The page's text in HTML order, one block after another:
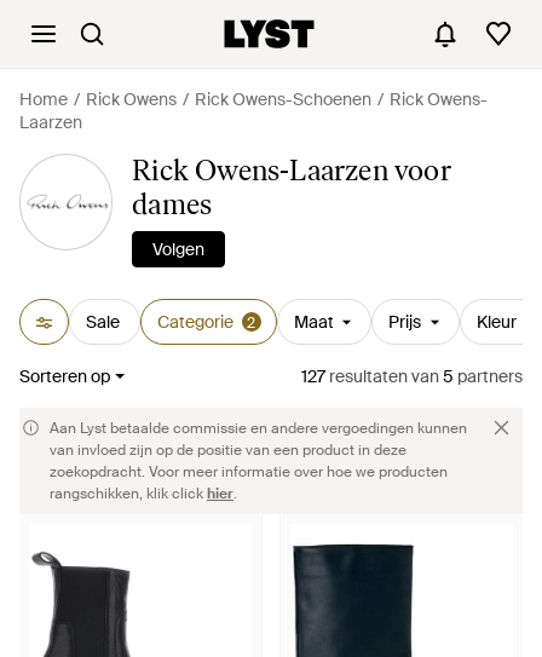
Home Rick Owens Rick Owens-Schoenen
Rick Owens-
Laarzen
Rick Owens-Laarzen voor
dames
Volgen
Sale Categorie 2 Maat Prijs Kleur
Sorteren op 127resultatenvan5 partners
Aan Lyst betaalde commissie en andere vergoedingen kunnen
van invloed zijn op de positie van een product in deze
zoekopdracht. Voor meer informatie over hoe we producten
rangschikken, klik clickhier.